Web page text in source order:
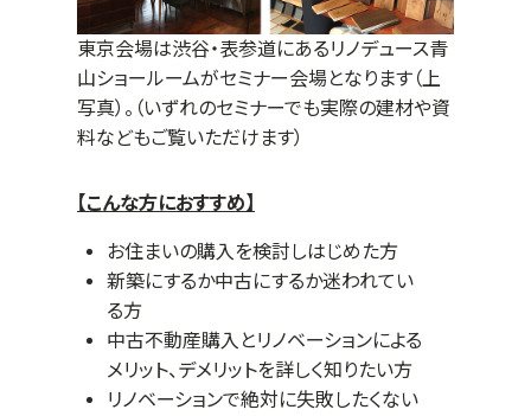
東京会場は渋谷・表参道にあるリノデュース青
山ショールームがセミナー会場となります（上
写真）。（いずれのセミナーでも実際の建材や資
料などもご覧いただけます）
【こんな方におすすめ】
お住まいの購入を検討しはじめた方
新築にするか中古にするか迷われてい
る方
中古不動産購入とリノベーションによる
メリット、デメリットを詳しく知りたい方
リノベーションで絶対に失敗したくない